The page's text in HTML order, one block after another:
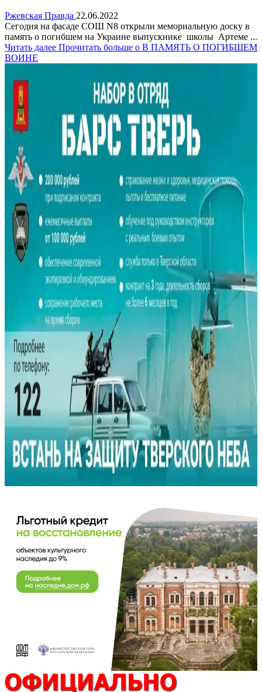
Ржевская Правда 22.06.2022
Сегодня на фасаде СОШ N8 открыли мемориальную доску в
память о погибшем на Украине выпускнике школы Артеме ...
Читать далее Прочитать больше о В ПАМЯТЬ О ПОГИБШЕМ
ВОИНЕ